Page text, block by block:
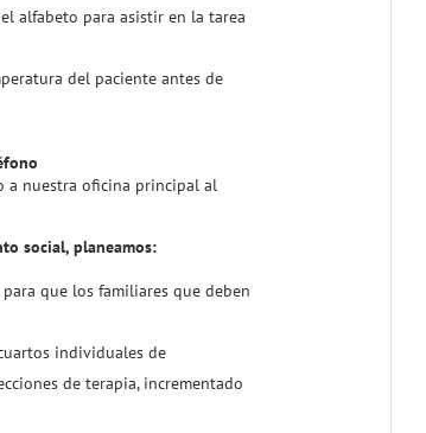
alfabeto para asistir en la tarea
del paciente antes de
a nuestra oficina principal al
social, planeamos:
que los familiares que deben
individuales de
de terapia, incrementado